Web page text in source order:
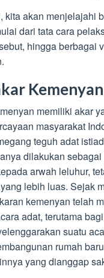
kita akan menjelajahi
dari tata cara
hingga berbagai
Kemenyan
memiliki akar
masyarakat
teguh adat
dilakukan
arwah leluhur,
lebih luas. Sejak
kemenyan telah
adat, terutama
suatu
rumah
yang dianggap